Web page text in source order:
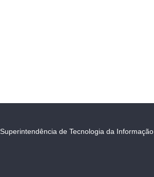
Superintendência de Tecnologia da Informação